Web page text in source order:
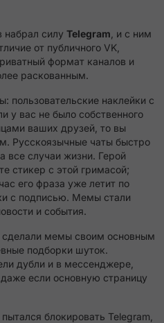
набрал силу Telegram , и с ним
от публичного VK,
формат каналов и
раскованным.
пользовательские наклейки с
у вас не было собственного
ваших друзей, то вы
Русскоязычные чаты быстро
все случаи жизни. Герой
стикер с этой гримасой;
его фраза уже летит по
с подписью. Мемы стали
и события.
мемы своим основным
подборки шуток.
дубли и в мессенджере,
если основную страницу
блокировать Telegram,